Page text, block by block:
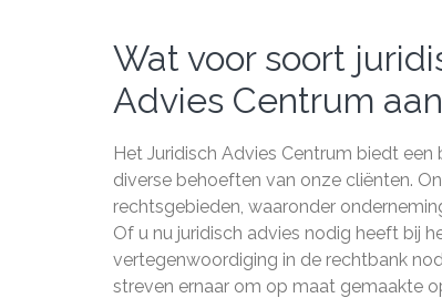
Wat voor soort
Advies Centrum
Het Juridisch Advies Centrum biedt
diverse behoeften van onze cliënten.
rechtsgebieden, waaronder
Of u nu juridisch advies nodig heeft bij
vertegenwoordiging in de rechtbank
streven ernaar om op maat gemaakte